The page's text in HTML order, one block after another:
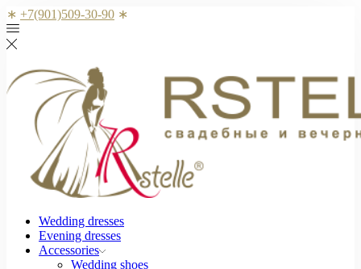
∗ +7(901)509-30-90 ∗
Wedding dresses
Evening dresses
Accessories
Wedding shoes